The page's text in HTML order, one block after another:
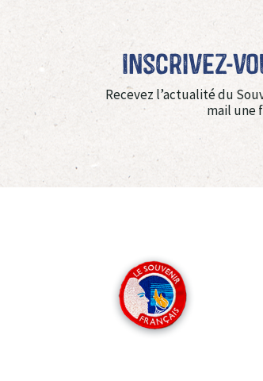
Inscrivez-
Recevez l’actualité du
mail une